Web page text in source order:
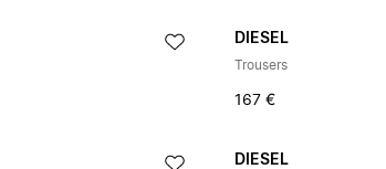
DIESEL
Trousers
167 €
DIESEL